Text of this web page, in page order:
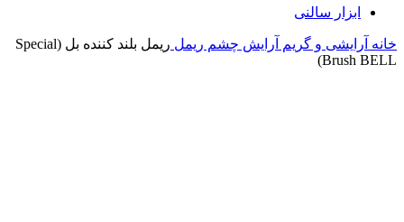
ابزار سالنی
خانه آرایشی و گریم آرایش چشم ریمل
ریمل بلند کننده بل (Special
Brush BELL)